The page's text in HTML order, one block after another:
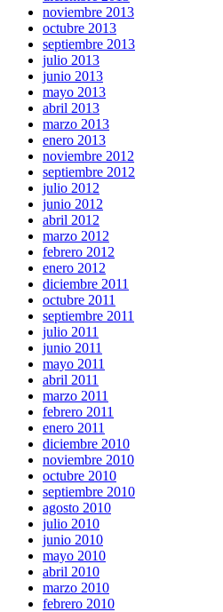
noviembre 2013
octubre 2013
septiembre 2013
julio 2013
junio 2013
mayo 2013
abril 2013
marzo 2013
enero 2013
noviembre 2012
septiembre 2012
julio 2012
junio 2012
abril 2012
marzo 2012
febrero 2012
enero 2012
diciembre 2011
octubre 2011
septiembre 2011
julio 2011
junio 2011
mayo 2011
abril 2011
marzo 2011
febrero 2011
enero 2011
diciembre 2010
noviembre 2010
octubre 2010
septiembre 2010
agosto 2010
julio 2010
junio 2010
mayo 2010
abril 2010
marzo 2010
febrero 2010